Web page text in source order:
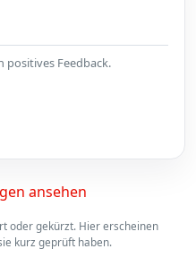
Feedback.
ansehen
oder gekürzt. Hier erscheinen
kurz geprüft haben.